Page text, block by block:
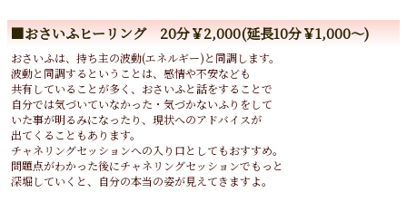
■おさいふヒーリング 20分￥2,000(延長10分￥1,000～)
おさいふは、持ち主の波動(エネルギー)と同調します。
波動と同調するということは、感情や不安なども
共有していることが多く、おさいふと話をすることで
自分では気づいていなかった・気づかないふりをして
いた事が明るみになったり、現状へのアドバイスが
出てくることもあります。
チャネリングセッションへの入り口としてもおすすめ。
問題点がわかった後にチャネリングセッションでもっと
深堀していくと、自分の本当の姿が見えてきますよ。